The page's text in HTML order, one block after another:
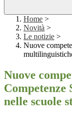
Home >
Novità >
Le notizie >
Nuove
Nuove
nelle scuole